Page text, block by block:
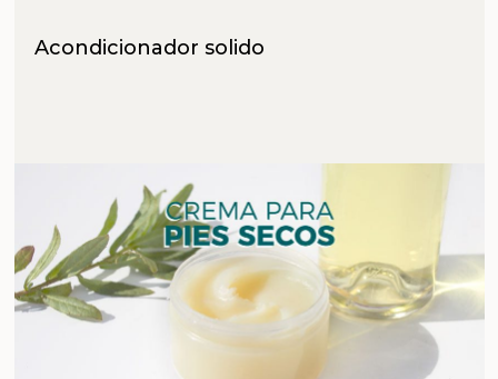
Acondicionador solido